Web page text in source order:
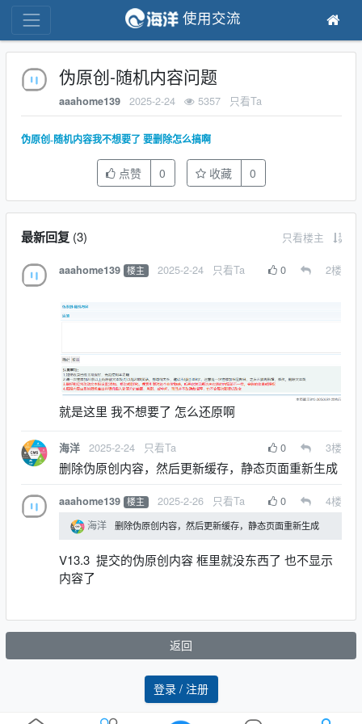
登录 / 注册
使用交流
伪原创-随机内容问题
aaahome139 2025-2-24 5357 只看Ta
伪原创-随机内容我不想要了 要删除怎么搞啊
点赞 0 收藏 0
最新回复(3) 只看楼主
aaahome139 楼主 2025-2-24 只看Ta 0 2楼
就是这里 我不想要了 怎么还原啊
海洋 2025-2-24 只看Ta 0 3楼
删除伪原创内容，然后更新缓存，静态页面重新生成
aaahome139 楼主 2025-2-26 只看Ta 0 4楼
海洋 删除伪原创内容，然后更新缓存，静态页面重新生成
V13.3 提交的伪原创内容 框里就没东西了 也不显示
内容了
返回